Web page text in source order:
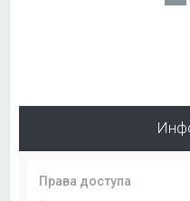
Права доступа